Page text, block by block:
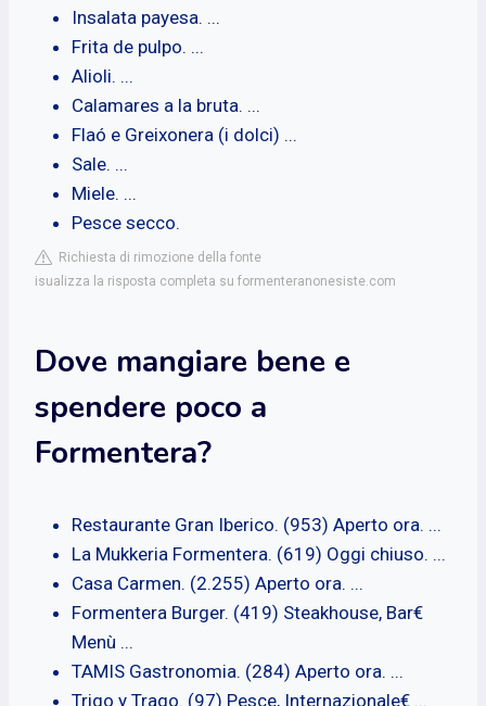
Insalata payesa. ...
Frita de pulpo. ...
Alioli. ...
Calamares a la bruta. ...
Flaó e Greixonera (i dolci) ...
Sale. ...
Miele. ...
Pesce secco.
Richiesta di rimozione della fonte
isualizza la risposta completa su formenteranonesiste.com
Dove mangiare bene e
spendere poco a
Formentera?
Restaurante Gran Iberico. (953) Aperto ora. ...
La Mukkeria Formentera. (619) Oggi chiuso. ...
Casa Carmen. (2.255) Aperto ora. ...
Formentera Burger. (419) Steakhouse, Bar€
Menù ...
TAMIS Gastronomia. (284) Aperto ora. ...
Trigo y Trago. (97) Pesce, Internazionale€ ...